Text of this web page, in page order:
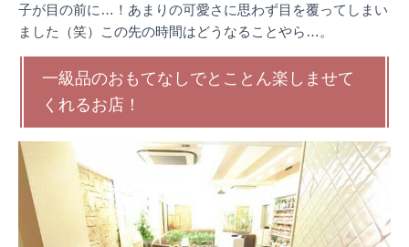
子が目の前に…！あまりの可愛さに思わず目を覆ってしまい
ました（笑）この先の時間はどうなることやら…。
一級品のおもてなしでとことん楽しませて
くれるお店！